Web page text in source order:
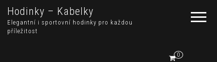
Hodinky – Kabelky
Elegantní i sportovní hodinky pro každou
příležitost
0